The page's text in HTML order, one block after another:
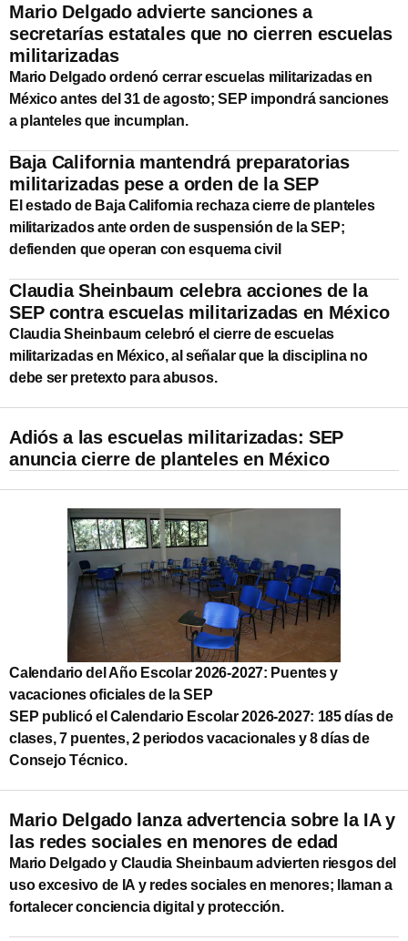
Mario Delgado advierte sanciones a
secretarías estatales que no cierren escuelas
militarizadas
Mario Delgado ordenó cerrar escuelas militarizadas en
México antes del 31 de agosto; SEP impondrá sanciones
a planteles que incumplan.
Baja California mantendrá preparatorias
militarizadas pese a orden de la SEP
El estado de Baja California rechaza cierre de planteles
militarizados ante orden de suspensión de la SEP;
defienden que operan con esquema civil
Claudia Sheinbaum celebra acciones de la
SEP contra escuelas militarizadas en México
Claudia Sheinbaum celebró el cierre de escuelas
militarizadas en México, al señalar que la disciplina no
debe ser pretexto para abusos.
Adiós a las escuelas militarizadas: SEP
anuncia cierre de planteles en México
Calendario del Año Escolar 2026-2027: Puentes y
vacaciones oficiales de la SEP
SEP publicó el Calendario Escolar 2026‑2027: 185 días de
clases, 7 puentes, 2 periodos vacacionales y 8 días de
Consejo Técnico.
Mario Delgado lanza advertencia sobre la IA y
las redes sociales en menores de edad
Mario Delgado y Claudia Sheinbaum advierten riesgos del
uso excesivo de IA y redes sociales en menores; llaman a
fortalecer conciencia digital y protección.